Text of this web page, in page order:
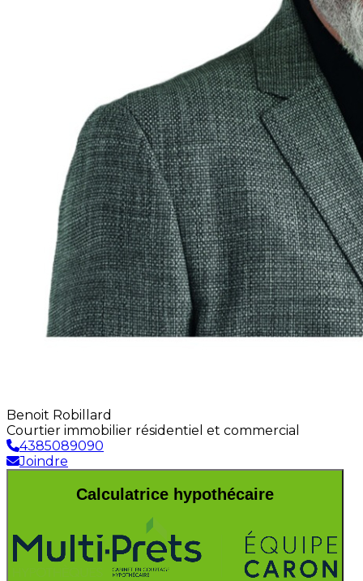
Benoit Robillard
Courtier immobilier résidentiel et commercial
4385089090
Joindre
Calculatrice hypothécaire